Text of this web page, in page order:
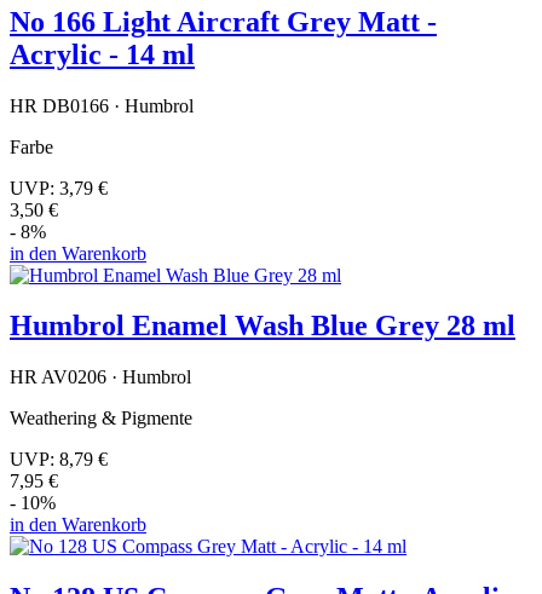
No 166 Light Aircraft Grey Matt -
Acrylic - 14 ml
HR DB0166 · Humbrol
Farbe
UVP: 3,79 €
3,50 €
- 8%
in den Warenkorb
Humbrol Enamel Wash Blue Grey 28 ml
HR AV0206 · Humbrol
Weathering & Pigmente
UVP: 8,79 €
7,95 €
- 10%
in den Warenkorb